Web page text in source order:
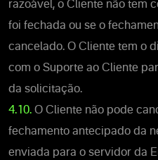
razoável, o Cliente não tem
foi fechada ou se o
cancelado. O Cliente tem o
com o Suporte ao Cliente
da solicitação.
4.10. O Cliente não pode
fechamento antecipado da
enviada para o servidor da